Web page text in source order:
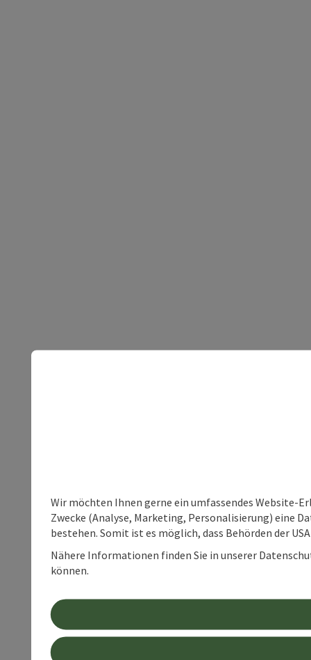
Wir möchten Ihnen gerne ein umfassendes Website-
Zwecke (Analyse, Marketing, Personalisierung) eine
bestehen. Somit ist es möglich, dass Behörden der
Nähere Informationen finden Sie in unserer
können.